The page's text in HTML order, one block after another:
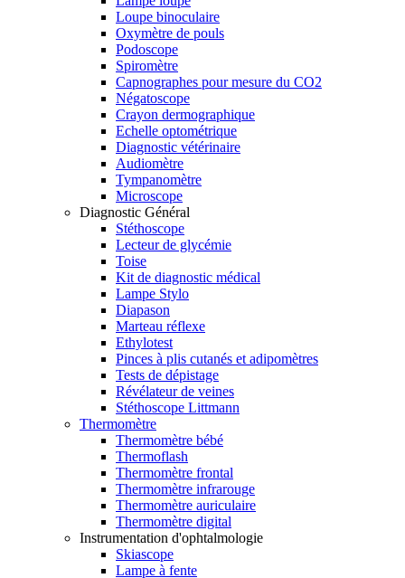
Loupe binoculaire
Oxymètre de pouls
Podoscope
Spiromètre
Capnographes pour mesure du CO2
Négatoscope
Crayon dermographique
Echelle optométrique
Diagnostic vétérinaire
Audiomètre
Tympanomètre
Microscope
Diagnostic Général
Stéthoscope
Lecteur de glycémie
Toise
Kit de diagnostic médical
Lampe Stylo
Diapason
Marteau réflexe
Ethylotest
Pinces à plis cutanés et adipomètres
Tests de dépistage
Révélateur de veines
Stéthoscope Littmann
Thermomètre
Thermomètre bébé
Thermoflash
Thermomètre frontal
Thermomètre infrarouge
Thermomètre auriculaire
Thermomètre digital
Instrumentation d'ophtalmologie
Skiascope
Lampe à fente